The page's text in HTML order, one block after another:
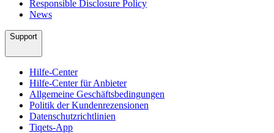
Responsible Disclosure Policy
News
Support
Hilfe-Center
Hilfe-Center für Anbieter
Allgemeine Geschäftsbedingungen
Politik der Kundenrezensionen
Datenschutzrichtlinien
Tiqets-App